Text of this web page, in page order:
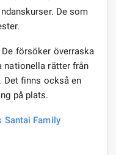
De som
försöker överraska
nationella rätter från
Det finns också en
på plats.
Santai Family